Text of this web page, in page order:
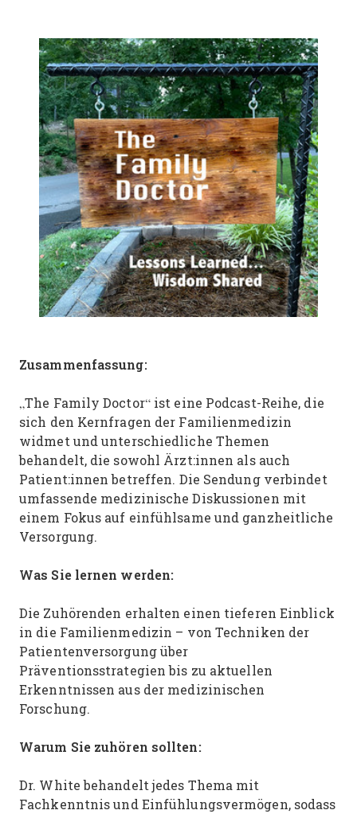
Zusammenfassung:
„The Family Doctor“ ist eine Podcast-Reihe, die
sich den Kernfragen der Familienmedizin
widmet und unterschiedliche Themen
behandelt, die sowohl Ärzt:innen als auch
Patient:innen betreffen. Die Sendung verbindet
umfassende medizinische Diskussionen mit
einem Fokus auf einfühlsame und ganzheitliche
Versorgung.
Was Sie lernen werden:
Die Zuhörenden erhalten einen tieferen Einblick
in die Familienmedizin – von Techniken der
Patientenversorgung über
Präventionsstrategien bis zu aktuellen
Erkenntnissen aus der medizinischen
Forschung.
Warum Sie zuhören sollten:
Dr. White behandelt jedes Thema mit
Fachkenntnis und Einfühlungsvermögen, sodass